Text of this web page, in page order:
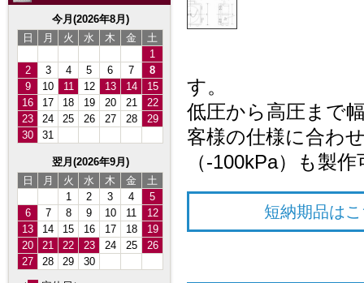
今月(2026年8月)
日
月 火 水 木 金
土
1
2
3 4 5 6 7
8
9
10 11 12 13 14
15
16
17 18 19 20 21
22
23
24 25 26 27 28
29
30
31
翌月(2026年9月)
日
月 火 水 木 金
土
1
2 3 4
5
6
7 8 9 10 11
12
13
14 15 16 17 18
19
20
21 22 23 24 25
26
27
28 29
30
す。
低圧から高圧まで
客様の仕様に合わ
（-100kPa）も製
短納期品は